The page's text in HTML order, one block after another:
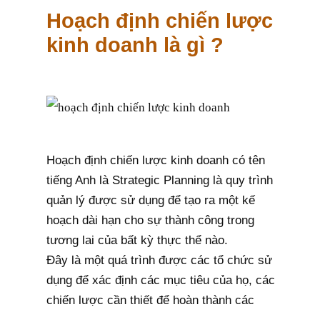
Hoạch định chiến lược
kinh doanh là gì ?
Hoạch định chiến lược kinh doanh có tên
tiếng Anh là Strategic Planning là quy trình
quản lý được sử dụng để tạo ra một kế
hoạch dài hạn cho sự thành công trong
tương lai của bất kỳ thực thể nào.
Đây là một quá trình được các tổ chức sử
dụng để xác định các mục tiêu của họ, các
chiến lược cần thiết để hoàn thành các